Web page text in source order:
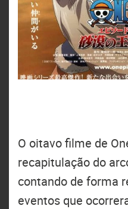
O oitavo filme de
recapitulação do
contando de forma
eventos que